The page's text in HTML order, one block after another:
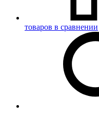
товаров в сравнении